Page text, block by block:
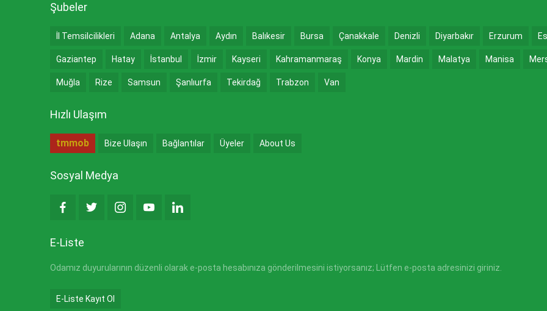
Şubeler
İl Temsilcilikleri Adana Antalya Aydın Balıkesir Bursa Çanakkale Denizli Diyarbakır Erzurum
Gaziantep Hatay İstanbul İzmir Kayseri Kahramanmaraş Konya Mardin Malatya Manisa
Muğla Rize Samsun Şanlıurfa Tekirdağ Trabzon Van
Hızlı Ulaşım
tmmob Bize Ulaşın Bağlantılar Üyeler About Us
Sosyal Medya
E-Liste
Odamız duyurularının düzenli olarak e-posta hesabınıza gönderilmesini istiyorsanız; Lütfen e-posta adresinizi giriniz.
E-Liste Kayıt Ol